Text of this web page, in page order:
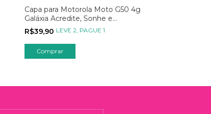
Capa para Motorola Moto G50 4g
Galáxia Acredite, Sonhe e
Conquiste
R$39,90 LEVE 2, PAGUE 1
Comprar